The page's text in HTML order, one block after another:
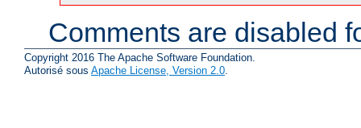
Comments are disabled
Copyright 2016 The Apache Software Foundation.
Autorisé sous Apache License, Version 2.0